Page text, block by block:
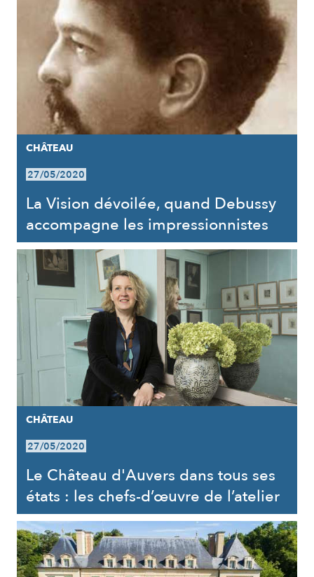
CHÂTEAU
27/05/2020
La Vision dévoilée, quand Debussy
accompagne les impressionnistes
CHÂTEAU
27/05/2020
Le Château d'Auvers dans tous ses
états : les chefs-d’œuvre de l’atelier